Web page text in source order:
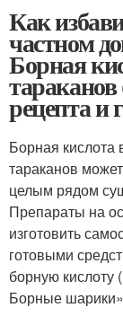
Как
частном
Борная
рецепта и
Борная кислота
тараканов
целым рядом
Препараты на
изготовить
готовыми
борную
Борные